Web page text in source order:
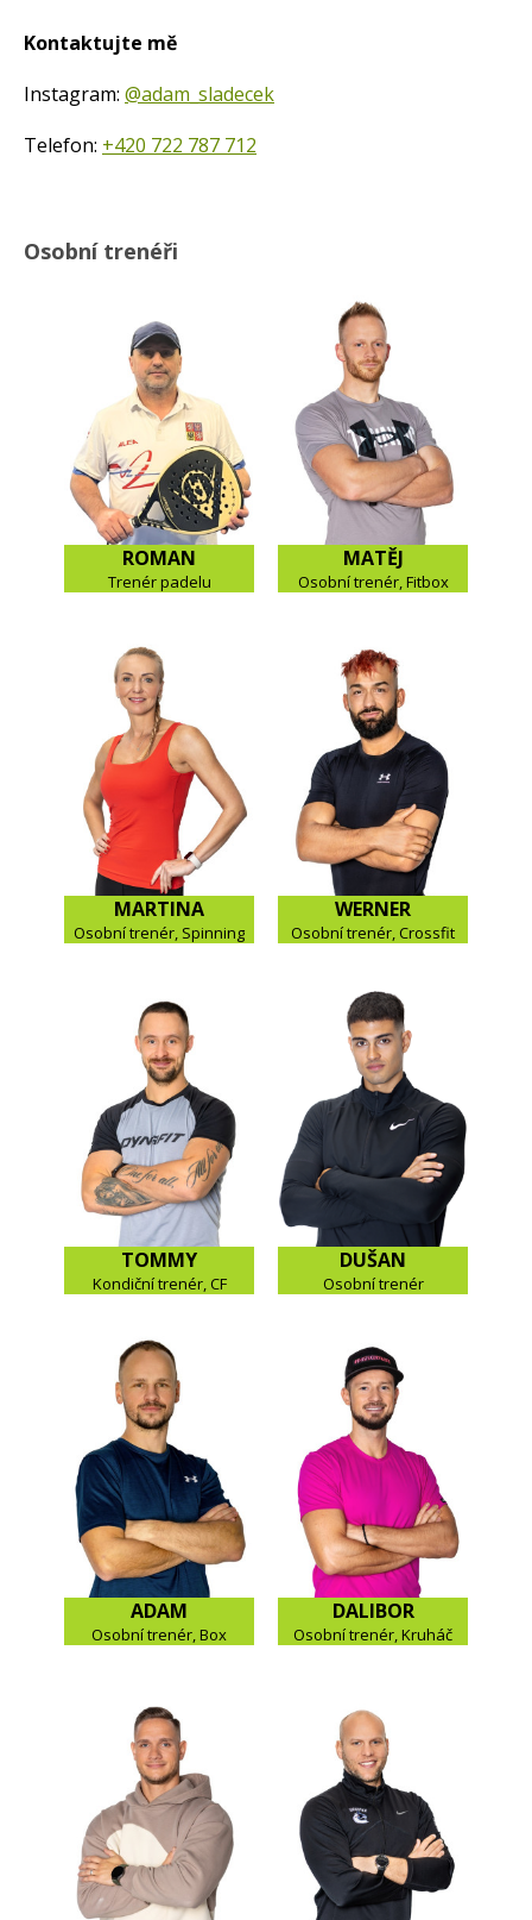
Kontaktujte mě
Instagram: @adam_sladecek
Telefon: +420 722 787 712
Osobní trenéři
ROMAN
Trenér padelu
MATĚJ
Osobní trenér, Fitbox
MARTINA
Osobní trenér, Spinning
WERNER
Osobní trenér, Crossfit
TOMMY
Kondiční trenér, CF
DUŠAN
Osobní trenér
ADAM
Osobní trenér, Box
DALIBOR
Osobní trenér, Kruháč